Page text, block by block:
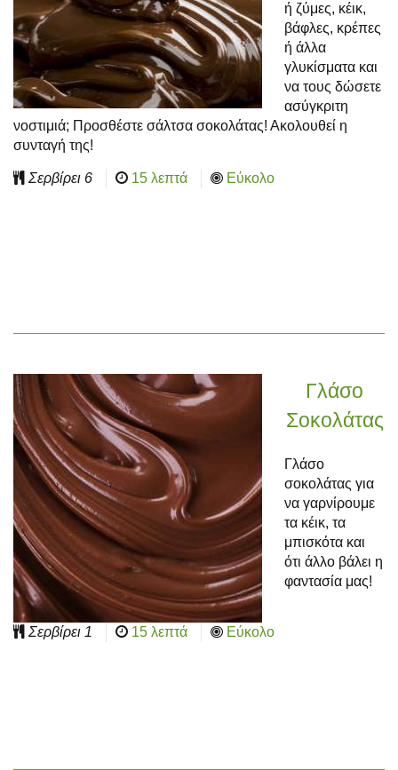
ή ζύμες, κέικ,
βάφλες, κρέπες
ή άλλα
γλυκίσματα και
να τους δώσετε
ασύγκριτη
νοστιμιά; Προσθέστε σάλτσα σοκολάτας! Ακολουθεί η
συνταγή της!
Σερβίρει 6 15 λεπτά Εύκολο
Γλάσο
Σοκολάτας
Γλάσο
σοκολάτας για
να γαρνίρουμε
τα κέικ, τα
μπισκότα και
ότι άλλο βάλει η
φαντασία μας!
Σερβίρει 1 15 λεπτά Εύκολο